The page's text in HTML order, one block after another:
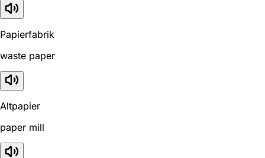
Papierfabrik
waste paper
Altpapier
paper mill